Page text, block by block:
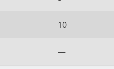
10
—